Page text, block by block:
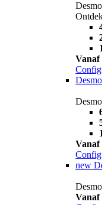
Vanaf
Vanaf
new
Vanaf